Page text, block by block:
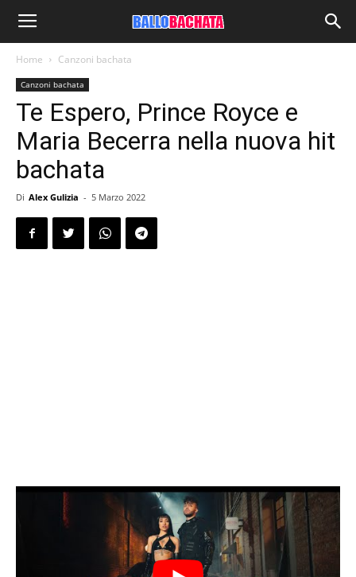
Home Canzoni bachata
Canzoni bachata
Te Espero, Prince Royce e
Maria Becerra nella nuova hit
bachata
Di Alex Gulizia - 5 Marzo 2022